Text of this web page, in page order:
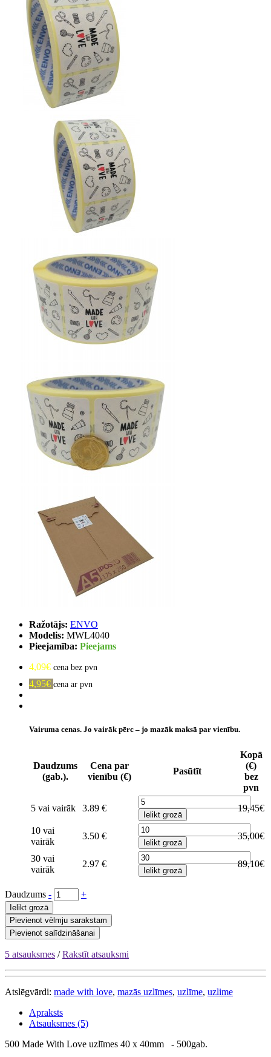
Ražotājs: ENVO
Modelis: MWL4040
Pieejamība: Pieejams
4,09€ cena bez pvn
4,95€ cena ar pvn
Vairuma cenas. Jo vairāk pērc – jo mazāk maksā par vienību.
Daudzums
(gab.).
Cena par
vienību (€)
Pasūtīt
Kopā
(€)
bez
pvn
5 vai vairāk
3.89 €
Ielikt grozā
19,45€
10 vai
vairāk
3.50 €
Ielikt grozā
35,00€
30 vai
vairāk
2.97 €
Ielikt grozā
89,10€
Daudzums - +
Ielikt grozā
Pievienot vēlmju sarakstam
Pievienot salīdzināšanai
5 atsauksmes /Rakstīt atsauksmi
Atslēgvārdi: made with love, mazās uzlīmes, uzlīme, uzlime
Apraksts
Atsauksmes (5)
500 Made With Love uzlīmes 40 x 40mm - 500gab.